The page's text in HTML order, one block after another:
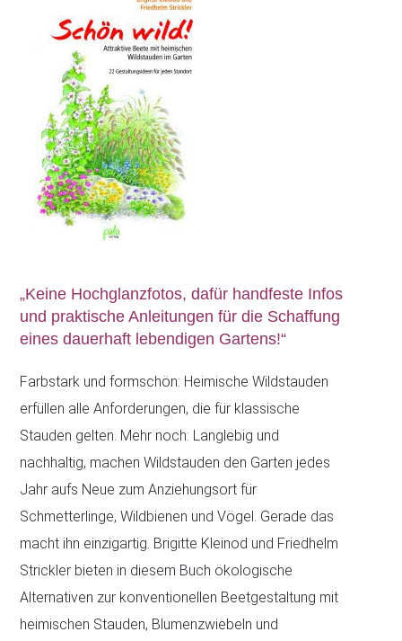
„Keine Hochglanzfotos, dafür handfeste Infos
und praktische Anleitungen für die Schaffung
eines dauerhaft lebendigen Gartens!“
Farbstark und formschön: Heimische Wildstauden
erfüllen alle Anforderungen, die für klassische
Stauden gelten. Mehr noch: Langlebig und
nachhaltig, machen Wildstauden den Garten jedes
Jahr aufs Neue zum Anziehungsort für
Schmetterlinge, Wildbienen und Vögel. Gerade das
macht ihn einzigartig. Brigitte Kleinod und Friedhelm
Strickler bieten in diesem Buch ökologische
Alternativen zur konventionellen Beetgestaltung mit
heimischen Stauden, Blumenzwiebeln und